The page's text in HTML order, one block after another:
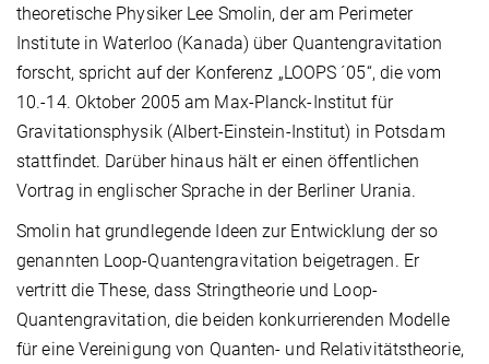
theoretische Physiker Lee Smolin, der am Perimeter
Institute in Waterloo (Kanada) über Quantengravitation
forscht, spricht auf der Konferenz „LOOPS ´05“, die vom
10.-14. Oktober 2005 am Max-Planck-Institut für
Gravitationsphysik (Albert-Einstein-Institut) in Potsdam
stattfindet. Darüber hinaus hält er einen öffentlichen
Vortrag in englischer Sprache in der Berliner Urania.
Smolin hat grundlegende Ideen zur Entwicklung der so
genannten Loop-Quantengravitation beigetragen. Er
vertritt die These, dass Stringtheorie und Loop-
Quantengravitation, die beiden konkurrierenden Modelle
für eine Vereinigung von Quanten- und Relativitätstheorie,